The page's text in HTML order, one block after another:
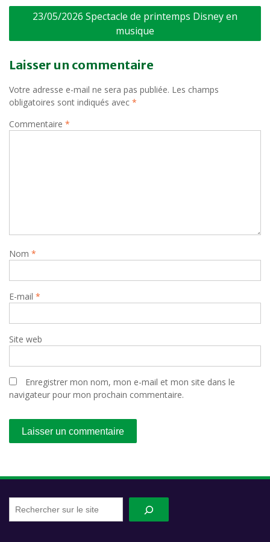
Navigation
l’article
23/05/2026 Spectacle de printemps Disney en
musique
Laisser un commentaire
Votre adresse e-mail ne sera pas publiée. Les champs
obligatoires sont indiqués avec *
Commentaire *
Nom *
E-mail *
Site web
Enregistrer mon nom, mon e-mail et mon site dans le
navigateur pour mon prochain commentaire.
sur